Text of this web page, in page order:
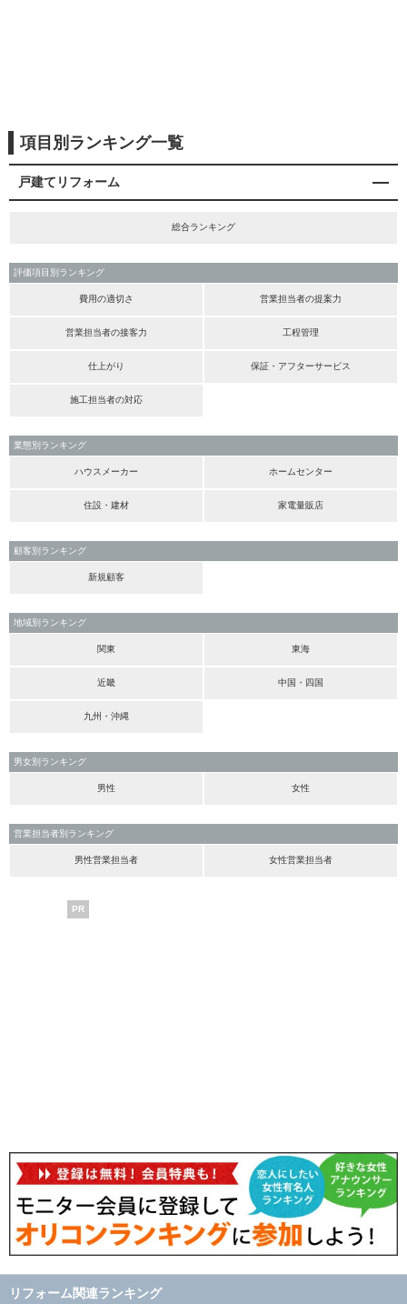
項目別ランキング一覧
戸建てリフォーム
総合ランキング
評価項目別ランキング
費用の適切さ 営業担当者の提案力
営業担当者の接客力 工程管理
仕上がり 保証・アフターサービス
施工担当者の対応
業態別ランキング
ハウスメーカー ホームセンター
住設・建材 家電量販店
顧客別ランキング
新規顧客
地域別ランキング
関東 東海
近畿 中国・四国
九州・沖縄
男女別ランキング
男性 女性
営業担当者別ランキング
男性営業担当者 女性営業担当者
PR
リフォーム関連ランキング